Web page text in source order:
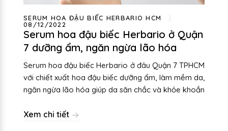
SERUM HOA ĐẬU BIẾC HERBARIO HCM
08/12/2022
Serum hoa đậu biếc Herbario ở Quận
7 dưỡng ẩm, ngăn ngừa lão hóa
Serum hoa đậu biếc Herbario ở đâu Quận 7 TPHCM
với chiết xuất hoa đậu biếc dưỡng ẩm, làm mềm da,
ngăn ngừa lão hóa giúp da săn chắc và khỏe khoắn
Xem chi tiết